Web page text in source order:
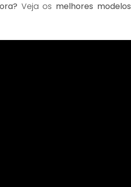
Veja os melhores modelos